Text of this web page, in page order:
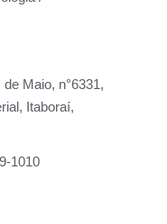
Maio, n°6331,
Itaboraí,
1010